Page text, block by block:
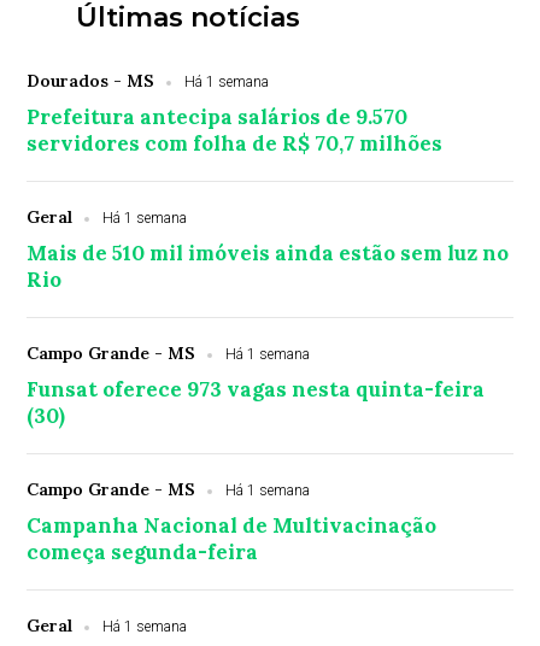
Últimas notícias
Dourados - MS Há 1 semana
Prefeitura antecipa salários de 9.570
servidores com folha de R$ 70,7 milhões
Geral Há 1 semana
Mais de 510 mil imóveis ainda estão sem luz no
Rio
Campo Grande - MS Há 1 semana
Funsat oferece 973 vagas nesta quinta-feira
(30)
Campo Grande - MS Há 1 semana
Campanha Nacional de Multivacinação
começa segunda-feira
Geral Há 1 semana